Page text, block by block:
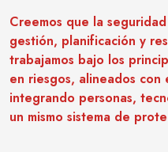
Creemos que la
gestión, planificación y
trabajamos bajo los
en riesgos, alineados con
integrando personas,
un mismo sistema de